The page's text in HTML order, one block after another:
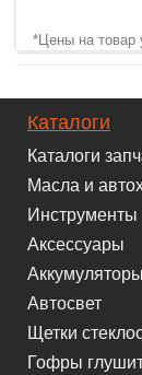
*Цены на товар
Каталоги
Каталоги
Масла и
Инструменты
Аксессуары
Аккумуляторы
Автосвет
Щетки
Гофры